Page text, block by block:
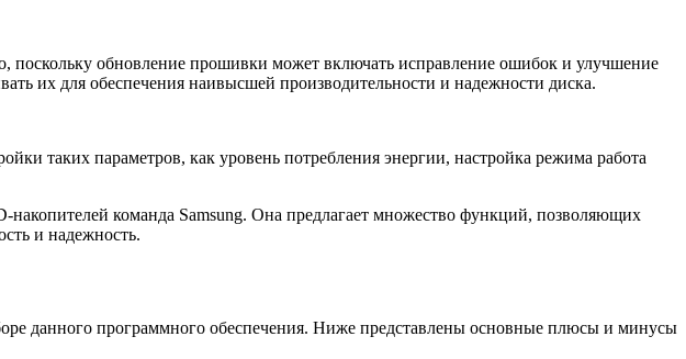
обновление прошивки может включать исправление ошибок и улучшение
их для обеспечения наивысшей производительности и надежности диска.
таких параметров, как уровень потребления энергии, настройка режима работа
команда Samsung. Она предлагает множество функций, позволяющих
и надежность.
данного программного обеспечения. Ниже представлены основные плюсы и минусы